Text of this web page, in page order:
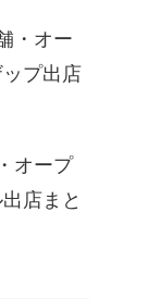
・オー
プ出店
オープ
店まと